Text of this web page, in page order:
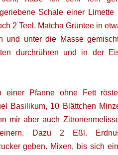
Schale einer Limette
2 Teel. Matcha Grüntee in
und unter die Masse
durchrühren und in der
einer Pfanne ohne Fett
Basilikum, 10 Blättchen
mir aber auch
Dazu 2 Eßl.
geben. Mixen, bis sich